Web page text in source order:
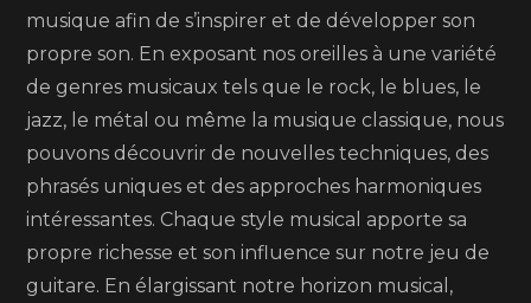
musique afin de s’inspirer et de développer son
propre son. En exposant nos oreilles à une variété
de genres musicaux tels que le rock, le blues, le
jazz, le métal ou même la musique classique, nous
pouvons découvrir de nouvelles techniques, des
phrasés uniques et des approches harmoniques
intéressantes. Chaque style musical apporte sa
propre richesse et son influence sur notre jeu de
guitare. En élargissant notre horizon musical,